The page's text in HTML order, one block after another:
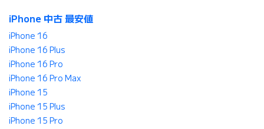
iPhone 中古 最安値
iPhone 16
iPhone 16 Plus
iPhone 16 Pro
iPhone 16 Pro Max
iPhone 15
iPhone 15 Plus
iPhone 15 Pro